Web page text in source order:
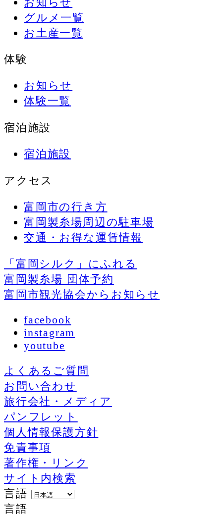
グルメ一覧
お土産一覧
体験
お知らせ
体験一覧
宿泊施設
宿泊施設
アクセス
富岡市の行き方
富岡製糸場周辺の駐車場
交通・お得な運賃情報
「富岡シルク」にふれる
富岡製糸場 団体予約
富岡市観光協会からお知らせ
facebook
instagram
youtube
よくあるご質問
お問い合わせ
旅行会社・メディア
パンフレット
個人情報保護方針
免責事項
著作権・リンク
サイト内検索
言語
言語